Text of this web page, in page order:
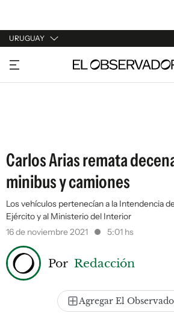
URUGUAY
URUGUAY
ARGENTINA
Carlos Arias remata
minibus y camiones
Los vehículos pertenecían a la Intendencia
Ejército y al Ministerio del Interior
16 de noviembre 2021
5:01 hs
Por Redacción
Agregar El